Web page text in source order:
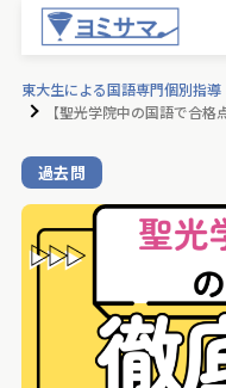
東大生による国語専門個別指導
【聖光学院中の国語で合格
過去問